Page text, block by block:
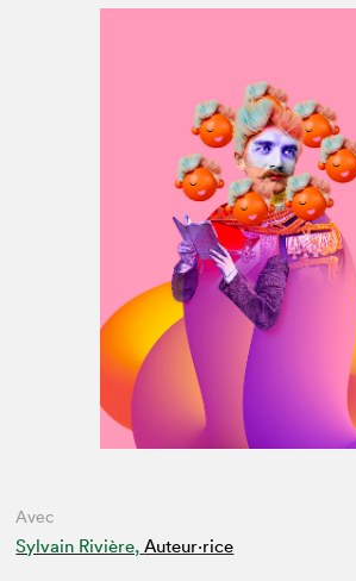
Avec
Sylvain Rivière, Auteur·rice